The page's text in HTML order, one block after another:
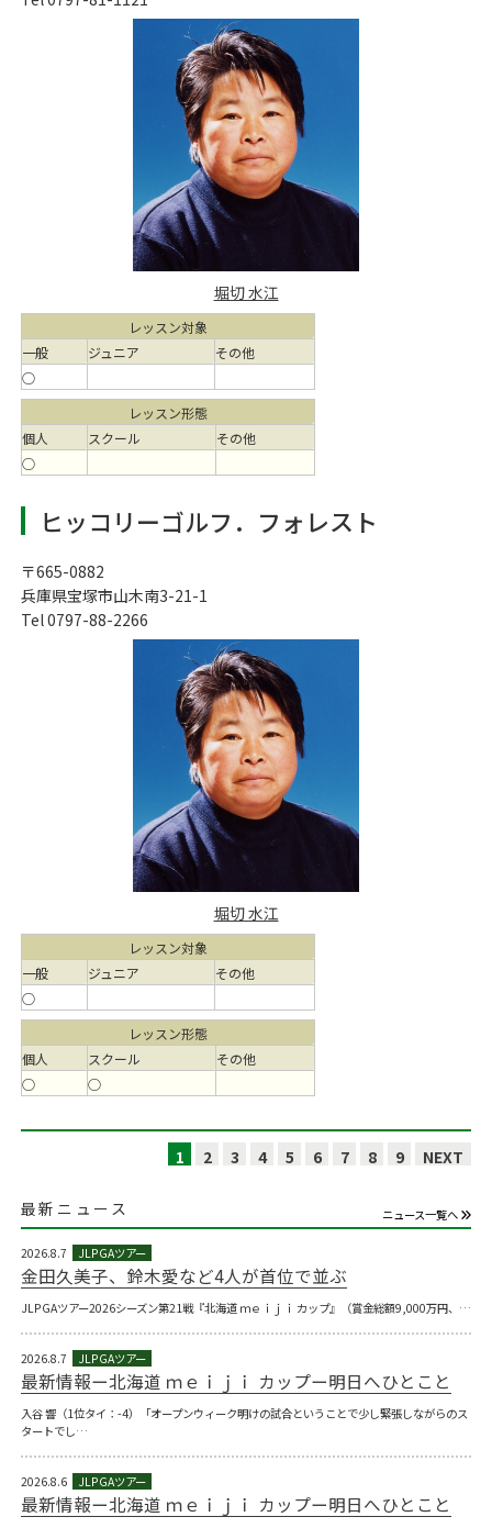
堀切 水江
レッスン対象
一般
ジュニア
その他
○
レッスン形態
個人
スクール
その他
○
ヒッコリーゴルフ．フォレスト
〒665-0882
兵庫県宝塚市山木南3-21-1
Tel 0797-88-2266
堀切 水江
レッスン対象
一般
ジュニア
その他
○
レッスン形態
個人
スクール
その他
○
○
1 2 3 4 5 6 7 8 9 NEXT
最新ニュース ニュース一覧へ
2026.8.7
金田久美子、鈴木愛など4人が首位で並ぶ
JLPGAツアー2026シーズン第21戦『北海道 ｍｅｉｊｉ カップ』（賞金総額9,000万円、…
2026.8.7
最新情報ー北海道 ｍｅｉｊｉ カップー明日へひとこと
入谷 響（1位タイ：-4）「オープンウィーク明けの試合ということで少し緊張しながらのス
タートでし…
2026.8.6
最新情報ー北海道 ｍｅｉｊｉ カップー明日へひとこと